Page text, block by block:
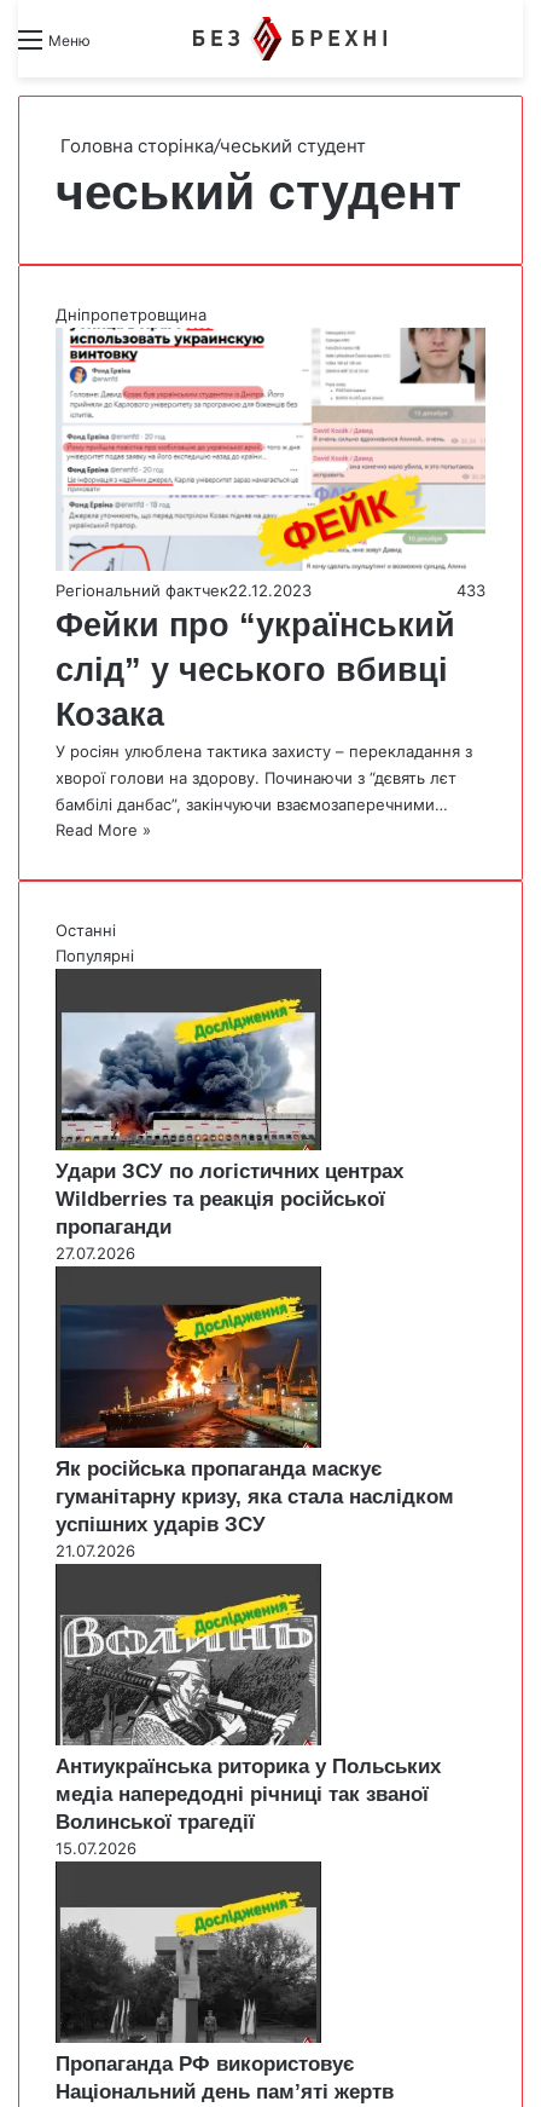
Меню Search forSwitch skin
Головна сторінка/чеський студент
чеський студент
Дніпропетровщина
Регіональний фактчек22.12.2023 433
Фейки про “український
слід” у чеського вбивці
Козака
У росіян улюблена тактика захисту – перекладання з
хворої голови на здорову. Починаючи з “дєвять лєт
бамбілі данбас”, закінчуючи взаємозаперечними…
Read More »
Останні
Популярні
Удари ЗСУ по логістичних центрах
Wildberries та реакція російської
пропаганди
27.07.2026
Як російська пропаганда маскує
гуманітарну кризу, яка стала наслідком
успішних ударів ЗСУ
21.07.2026
Антиукраїнська риторика у Польських
медіа напередодні річниці так званої
Волинської трагедії
15.07.2026
Пропаганда РФ використовує
Національний день пам’яті жертв